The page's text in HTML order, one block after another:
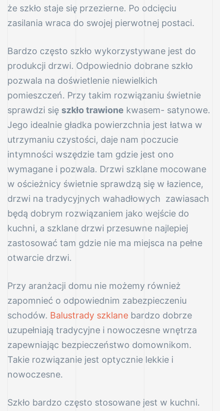
że szkło staje się przezierne. Po odcięciu
zasilania wraca do swojej pierwotnej postaci.
Bardzo często szkło wykorzystywane jest do
produkcji drzwi. Odpowiednio dobrane szkło
pozwala na doświetlenie niewielkich
pomieszczeń. Przy takim rozwiązaniu świetnie
sprawdzi się szkło trawione kwasem- satynowe.
Jego idealnie gładka powierzchnia jest łatwa w
utrzymaniu czystości, daje nam poczucie
intymności wszędzie tam gdzie jest ono
wymagane i pozwala. Drzwi szklane mocowane
w ościeżnicy świetnie sprawdzą się w łazience,
drzwi na tradycyjnych wahadłowych zawiasach
będą dobrym rozwiązaniem jako wejście do
kuchni, a szklane drzwi przesuwne najlepiej
zastosować tam gdzie nie ma miejsca na pełne
otwarcie drzwi.
Przy aranżacji domu nie możemy również
zapomnieć o odpowiednim zabezpieczeniu
schodów. Balustrady szklane bardzo dobrze
uzupełniają tradycyjne i nowoczesne wnętrza
zapewniając bezpieczeństwo domownikom.
Takie rozwiązanie jest optycznie lekkie i
nowoczesne.
Szkło bardzo często stosowane jest w kuchni.